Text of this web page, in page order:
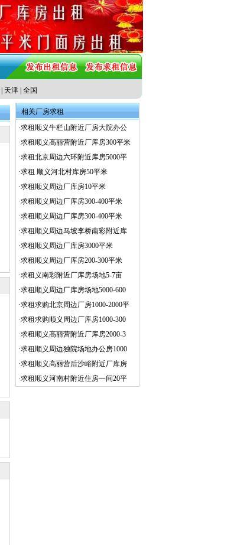
天津 全国
相关厂房求租
·求租顺义牛栏山附近厂房大院办公
·求租顺义高丽营附近厂库房300平米
·求租北京周边六环附近库房5000平
·求租 顺义河北村库房50平米
·求租顺义周边厂库房10平米
·求租顺义周边厂库房300-400平米
·求租顺义周边厂库房300-400平米
·求租顺义周边马坡李桥南彩附近库
·求租顺义周边厂库房3000平米
·求租顺义周边厂库房200-300平米
·求租义南彩附近厂库房场地5-7亩
·求租顺义周边厂库房场地5000-600
·求租求购北京周边厂房1000-2000平
·求租求购顺义周边厂库房1000-300
·求租顺义高丽营附近厂库房2000-3
·求租顺义周边独院场地办公房1000
·求租顺义高丽营后沙峪附近厂库房
·求租顺义河南村附近住房一间20平